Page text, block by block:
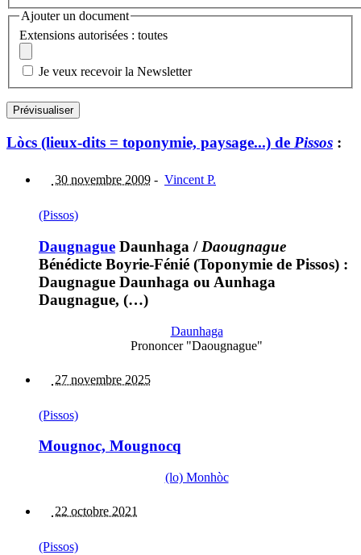
Ajouter un document
Extensions autorisées : toutes
Je veux recevoir la Newsletter
Lòcs (lieux-dits = toponymie, paysage...) de Pissos :
30 novembre 2009 - Vincent P.
(Pissos)
Daugnague Daunhaga / Daougnague
Bénédicte Boyrie-Fénié (Toponymie de Pissos) :
Daugnague Daunhaga ou Aunhaga
Daugnague, (…)
Daunhaga
Prononcer "Daougnague"
27 novembre 2025
(Pissos)
Mougnoc, Mougnocq
(lo) Monhòc
22 octobre 2021
(Pissos)